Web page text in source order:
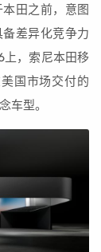
田之前，意图
差异化竞争力
上，索尼本田移
国市场交付的
车型。